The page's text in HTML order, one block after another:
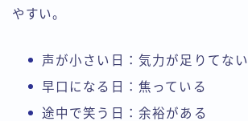
やすい。
声が小さい日：気力が足りてない
早口になる日：焦っている
途中で笑う日：余裕がある